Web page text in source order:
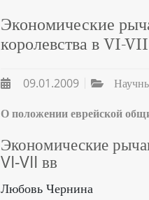
Экономические
королевства в VI-
09.01.2009
О положении еврейской
Экономические
VI-VII вв
Любовь Чернина